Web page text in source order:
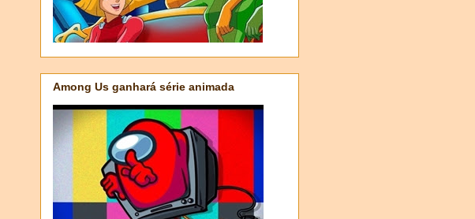
Among Us ganhará série animada